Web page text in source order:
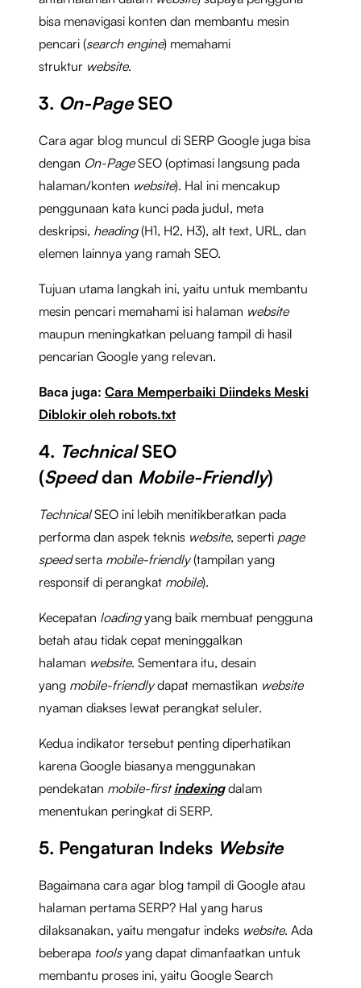
bisa menavigasi konten dan membantu mesin
pencari (search engine) memahami
struktur website.
3. On-PageSEO
Cara agar blog muncul di SERP Google juga bisa
dengan On-PageSEO (optimasi langsung pada
halaman/konten website). Hal ini mencakup
penggunaan kata kunci pada judul, meta
deskripsi, heading(H1, H2, H3), alt text, URL, dan
elemen lainnya yang ramah SEO.
Tujuan utama langkah ini, yaitu untuk membantu
mesin pencari memahami isi halaman website
maupun meningkatkan peluang tampil di hasil
pencarian Google yang relevan.
Baca juga: Cara Memperbaiki Diindeks Meski
Diblokir oleh robots.txt
4. TechnicalSEO
(Speeddan Mobile-Friendly)
TechnicalSEO ini lebih menitikberatkan pada
performa dan aspek teknis website, seperti page
speedserta mobile-friendly(tampilan yang
responsif di perangkat mobile).
Kecepatan loadingyang baik membuat pengguna
betah atau tidak cepat meninggalkan
halaman website. Sementara itu, desain
yang mobile-friendlydapat memastikan website
nyaman diakses lewat perangkat seluler.
Kedua indikator tersebut penting diperhatikan
karena Google biasanya menggunakan
pendekatan mobile-firstindexingdalam
menentukan peringkat di SERP.
5. Pengaturan Indeks Website
Bagaimana cara agar blog tampil di Google atau
halaman pertama SERP? Hal yang harus
dilaksanakan, yaitu mengatur indeks website. Ada
beberapa toolsyang dapat dimanfaatkan untuk
membantu proses ini, yaitu Google Search